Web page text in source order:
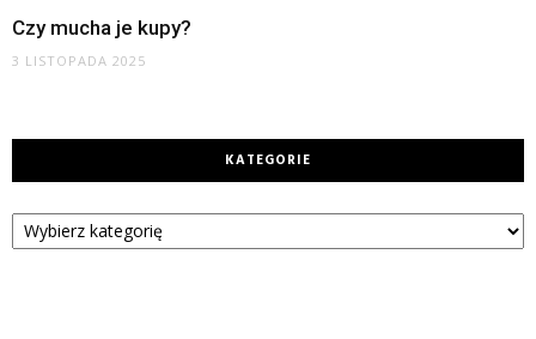
Czy mucha je kupy?
3 LISTOPADA 2025
KATEGORIE
Kategorie